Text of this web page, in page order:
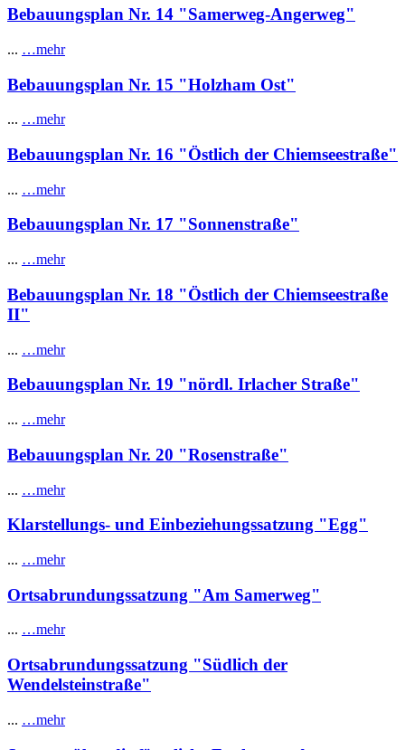
Bebauungsplan Nr. 14 "Samerweg-Angerweg"
... …mehr
Bebauungsplan Nr. 15 "Holzham Ost"
... …mehr
Bebauungsplan Nr. 16 "Östlich der Chiemseestraße"
... …mehr
Bebauungsplan Nr. 17 "Sonnenstraße"
... …mehr
Bebauungsplan Nr. 18 "Östlich der Chiemseestraße
II"
... …mehr
Bebauungsplan Nr. 19 "nördl. Irlacher Straße"
... …mehr
Bebauungsplan Nr. 20 "Rosenstraße"
... …mehr
Klarstellungs- und Einbeziehungssatzung "Egg"
... …mehr
Ortsabrundungssatzung "Am Samerweg"
... …mehr
Ortsabrundungssatzung "Südlich der
Wendelsteinstraße"
... …mehr